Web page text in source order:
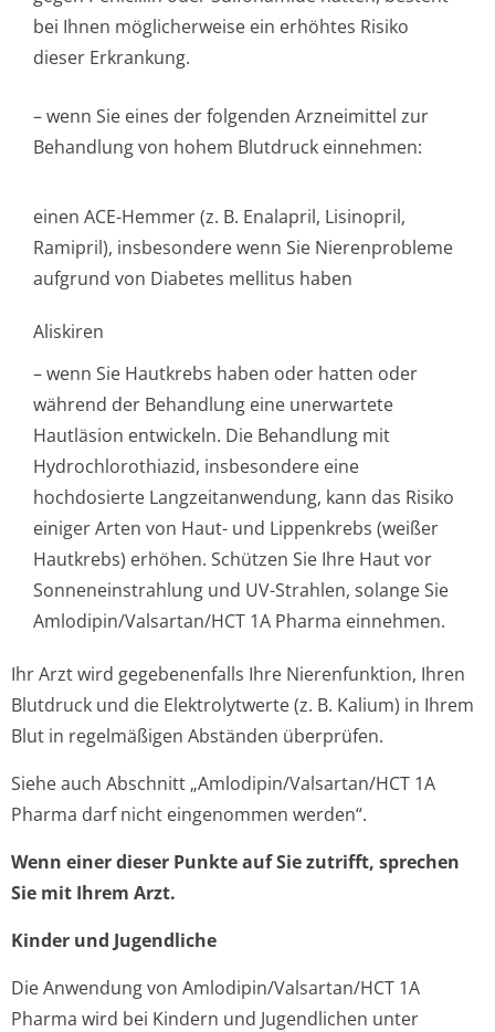
bei Ihnen möglicherweise ein erhöhtes Risiko
dieser Erkrankung.
– wenn Sie eines der folgenden Arzneimittel zur
Behandlung von hohem Blutdruck einnehmen:
einen ACE-Hemmer (z. B. Enalapril, Lisinopril,
Ramipril), insbesondere wenn Sie Nierenprobleme
aufgrund von Diabetes mellitus haben
Aliskiren
– wenn Sie Hautkrebs haben oder hatten oder
während der Behandlung eine unerwartete
Hautläsion entwickeln. Die Behandlung mit
Hydrochlorothiazid, insbesondere eine
hochdosierte Langzeitanwendung, kann das Risiko
einiger Arten von Haut- und Lippenkrebs (weißer
Hautkrebs) erhöhen. Schützen Sie Ihre Haut vor
Sonneneinstrahlung und UV-Strahlen, solange Sie
Amlodipin/Val­sartan/HCT 1A Pharma einnehmen.
Ihr Arzt wird gegebenenfalls Ihre Nierenfunktion, Ihren
Blutdruck und die Elektrolytwerte (z. B. Kalium) in Ihrem
Blut in regelmäßigen Abständen überprüfen.
Siehe auch Abschnitt „Amlodipin/Val­sartan/HCT 1A
Pharma darf nicht eingenommen werden“.
Wenn einer dieser Punkte auf Sie zutrifft, sprechen
Sie mit Ihrem Arzt.
Kinder und Jugendliche
Die Anwendung von Amlodipin/Val­sartan/HCT 1A
Pharma wird bei Kindern und Jugendlichen unter